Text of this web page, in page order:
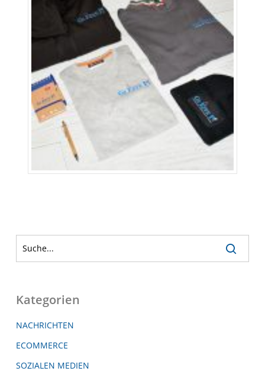
Kategorien
NACHRICHTEN
ECOMMERCE
SOZIALEN MEDIEN